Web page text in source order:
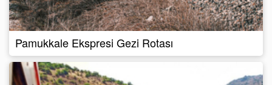
Pamukkale Ekspresi Gezi Rotası